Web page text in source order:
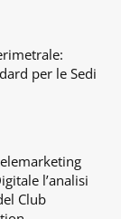
per le Sedi
l’analisi
Club